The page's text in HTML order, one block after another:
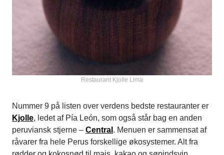
Restaurant Kjolle Lima
Nummer 9 på listen over verdens bedste restauranter er
Kjolle, ledet af Pía León, som også står bag en anden
peruviansk stjerne – Central . Menuen er sammensat af
råvarer fra hele Perus forskellige økosystemer. Alt fra